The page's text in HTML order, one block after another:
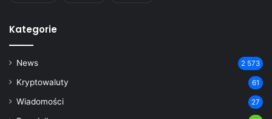
Kategorie
News 2 573
Kryptowaluty 61
Wiadomości 27